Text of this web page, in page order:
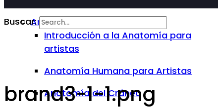
Anatomía Para Artista
Introducción a la Anatomía para
artistas
Anatomía Humana para Artistas
Anatomía del Cráneo
Buscar:
brand3-1-1.png